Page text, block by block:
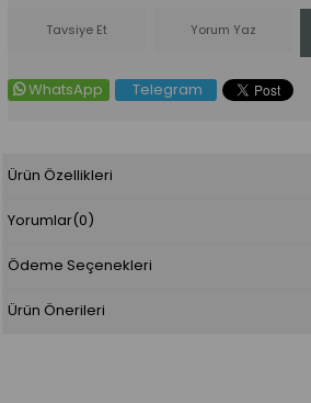
Tavsiye Et Yorum Yaz
WhatsApp Telegram
Ürün Özellikleri
Yorumlar(0)
Ödeme Seçenekleri
Ürün Önerileri